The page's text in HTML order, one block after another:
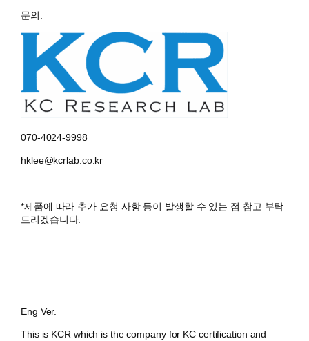
문의:
070-4024-9998
hklee@kcrlab.co.kr
*제품에 따라 추가 요청 사항 등이 발생할 수 있는 점 참고 부탁
드리겠습니다.
Eng Ver.
This is KCR which is the company for KC certification and